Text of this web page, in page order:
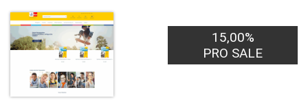
15,00%
PRO SALE